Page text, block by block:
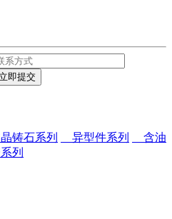
铸石系列 异型件系列
含油
列